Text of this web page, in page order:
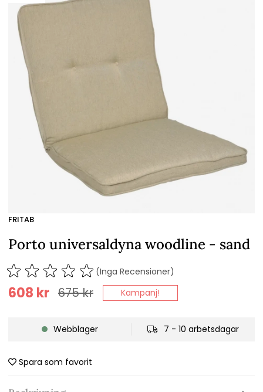
FRITAB
Porto universaldyna woodline - sand
(Inga Recensioner)
675kr
608 kr Kampanj!
Webblager 7 - 10 arbetsdagar
Spara som favorit